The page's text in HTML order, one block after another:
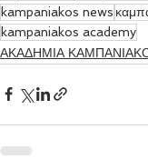
kampaniakos news
kampaniakos academy
ΑΚΑΔΗΜΙΑ